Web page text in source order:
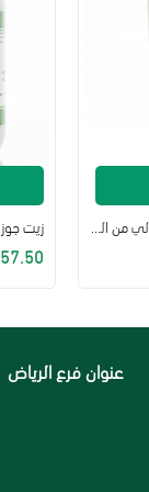
57.50
عنوان فرع الرياض